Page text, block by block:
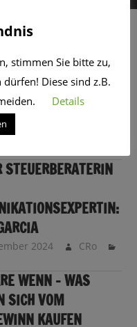
WIRD GROSS“ – W
GARCIA ALLES A
SETZTE
2024
STEUERBERATERIN
2024 CRo
WENN – WAS
SICH VOM
KAUFEN
stimmen Sie bitte zu,
dürfen! Diese sind z.B.
Details